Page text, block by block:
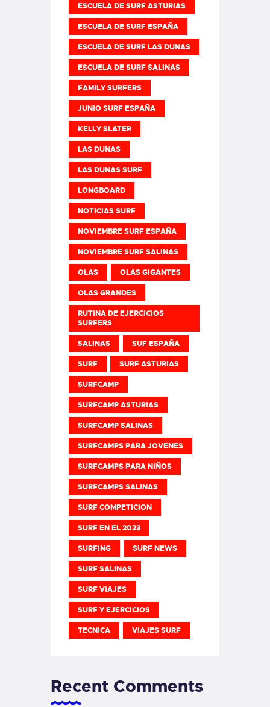
ESCUELA DE SURF ASTURIAS
ESCUELA DE SURF ESPAÑA
ESCUELA DE SURF LAS DUNAS
ESCUELA DE SURF SALINAS
FAMILY SURFERS
JUNIO SURF ESPAÑA
KELLY SLATER
LAS DUNAS
LAS DUNAS SURF
LONGBOARD
NOTICIAS SURF
NOVIEMBRE SURF ESPAÑA
NOVIEMBRE SURF SALINAS
OLAS OLAS GIGANTES
OLAS GRANDES
RUTINA DE EJERCICIOS
SURFERS
SALINAS SUF ESPAÑA
SURF SURF ASTURIAS
SURFCAMP
SURFCAMP ASTURIAS
SURFCAMP SALINAS
SURFCAMPS PARA JOVENES
SURFCAMPS PARA NIÑOS
SURFCAMPS SALINAS
SURF COMPETICION
SURF EN EL 2023
SURFING SURF NEWS
SURF SALINAS
SURF VIAJES
SURF Y EJERCICIOS
TECNICA VIAJES SURF
Recent Comments